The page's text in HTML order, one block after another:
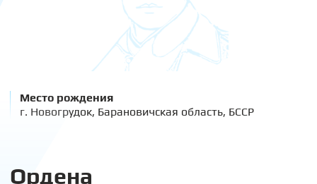
Место рождения
г. Новогрудок, Барановичская область, БССР
Ордена